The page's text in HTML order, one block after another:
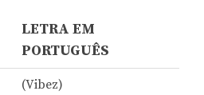
LETRA EM
PORTUGUÊS
(Vibez)